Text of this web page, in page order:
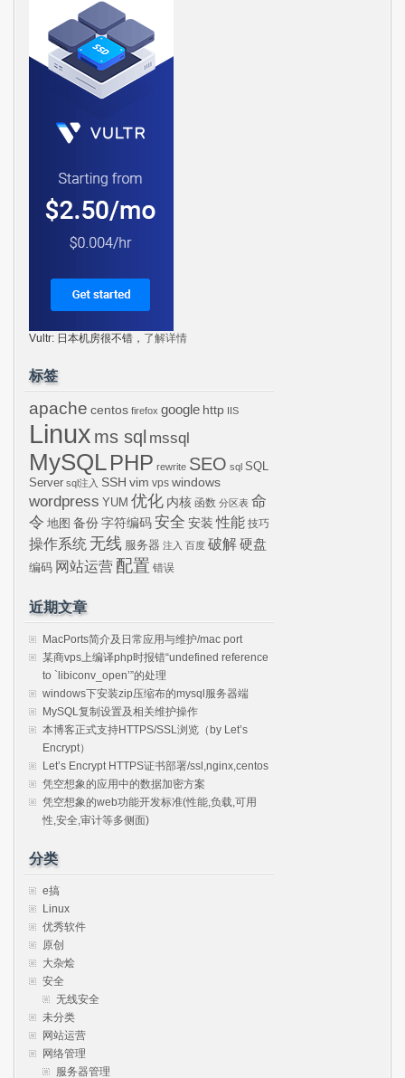
Vultr: 日本机房很不错， 了解详情
标签
apache centos firefox google http IIS
Linux ms sql mssql
MySQLPHP rewrite SEO sql SQL
Server sql注入 SSH vim vps windows
wordpress YUM 优化 内核 函数 分区表 命
令 地图 备份 字符编码 安全 安装 性能 技巧
操作系统 无线 服务器 注入 百度 破解硬盘
编码 网站运营 配置 错误
近期文章
MacPorts简介及日常应用与维护/mac port
某商vps上编译php时报错“undefined reference
to `libiconv_open’”的处理
windows下安装zip压缩布的mysql服务器端
MySQL复制设置及相关维护操作
本博客正式支持HTTPS/SSL浏览（by Let’s
Encrypt）
Let’s Encrypt HTTPS证书部署/ssl,nginx,centos
凭空想象的应用中的数据加密方案
凭空想象的web功能开发标准(性能,负载,可用
性,安全,审计等多侧面)
分类
e搞
Linux
优秀软件
原创
大杂烩
安全
无线安全
未分类
网站运营
网络管理
服务器管理